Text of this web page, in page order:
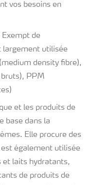
vos besoins en
Exempt de
largement utilisée
density fibre),
bruts), PPM
et les produits de
base dans la
Elle procure des
est également utilisée
et laits hydratants,
de produits de